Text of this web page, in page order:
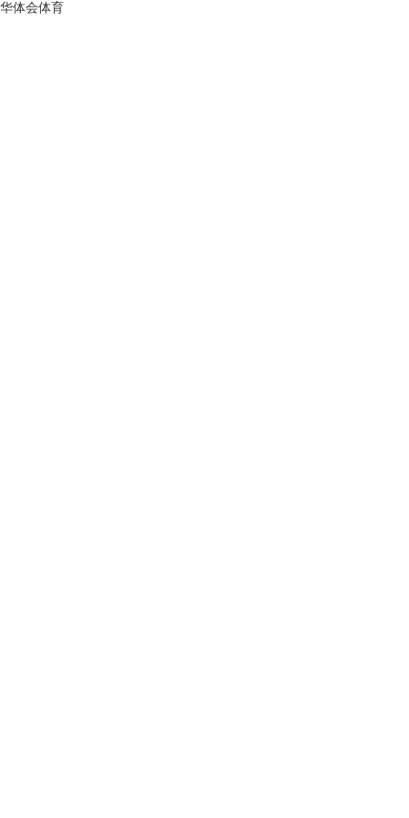
华体会体育